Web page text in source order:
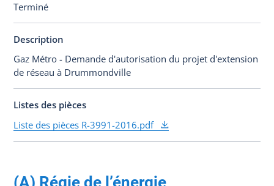
Terminé
Description
Gaz Métro - Demande d'autorisation du projet d'extension
de réseau à Drummondville
Listes des pièces
Liste des pièces R-3991-2016.pdf
(A) Régie de l’énergie